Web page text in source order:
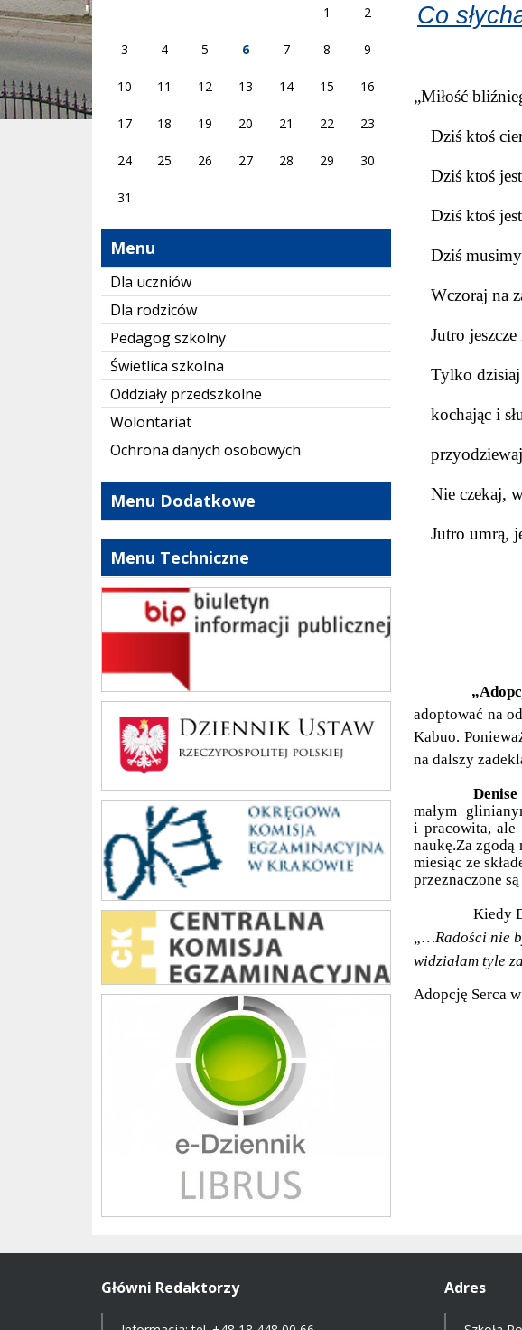
1 2
3 4 5 6 7 8 9
10 11 12 13 14 15 16
17 18 19 20 21 22 23
24 25 26 27 28 29 30
31
Menu
Dla uczniów
Dla rodziców
Pedagog szkolny
Świetlica szkolna
Oddziały przedszkolne
Wolontariat
Ochrona danych osobowych
Menu Dodatkowe
Menu Techniczne
bip szkoły
Dziennik Polski
oke_krakow
cke
Librus szkoła
Co
„Miłość
Dziś ktoś
Dziś ktoś
Dziś ktoś
Dziś
Wczoraj na
Jutro jeszcze
Tylko
kochając i
Nie czekaj,
Jutro umrą,
adoptować na
Kabuo.
na dalszy
Denise
małym
i pracowita, ale
naukę.Za
miesiąc ze
przeznaczone
Kiedy
„…Radości nie
widziałam tyle
Adopcję Serca
Główni Redaktorzy Adres